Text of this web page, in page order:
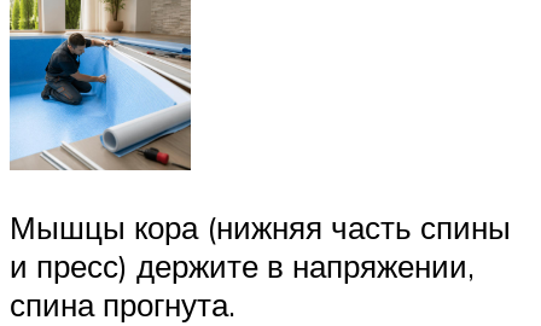
Мышцы кора (нижняя часть спины
и пресс) держите в напряжении,
спина прогнута.